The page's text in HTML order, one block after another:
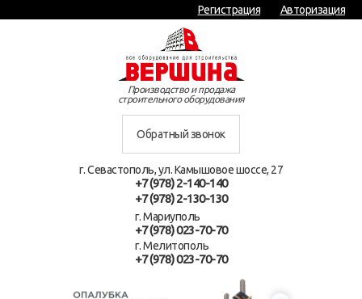
Регистрация Авторизация
Производство и продажа
строительного оборудования
Обратный звонок
г. Севастополь, ул. Камышовое шоссе, 27
+7 (978) 2-140-140
+7 (978) 2-130-130
г. Мариуполь
+7 (978) 023-70-70
г. Мелитополь
+7 (978) 023-70-70